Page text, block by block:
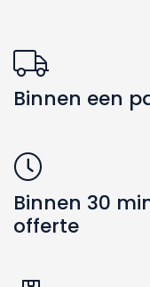
Binnen een
Binnen 30
offerte